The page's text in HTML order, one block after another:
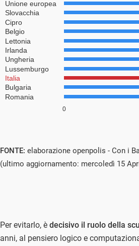
FONTE: elaborazione openpolis - Con i
(ultimo aggiornamento: mercoledì 15
Per evitarlo, è decisivo il ruolo della
anni, al pensiero logico e